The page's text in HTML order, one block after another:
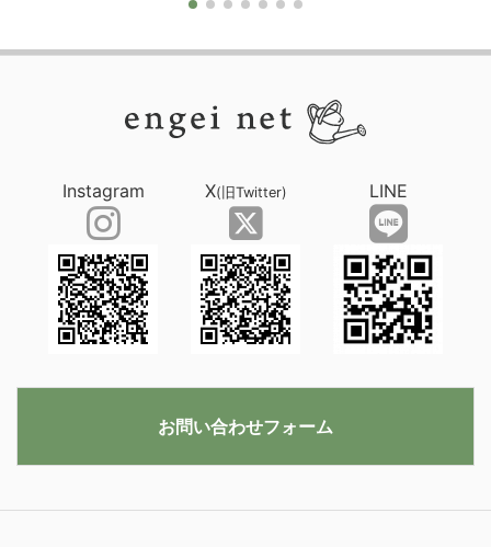
Instagram X(旧Twitter) LINE
お問い合わせフォーム